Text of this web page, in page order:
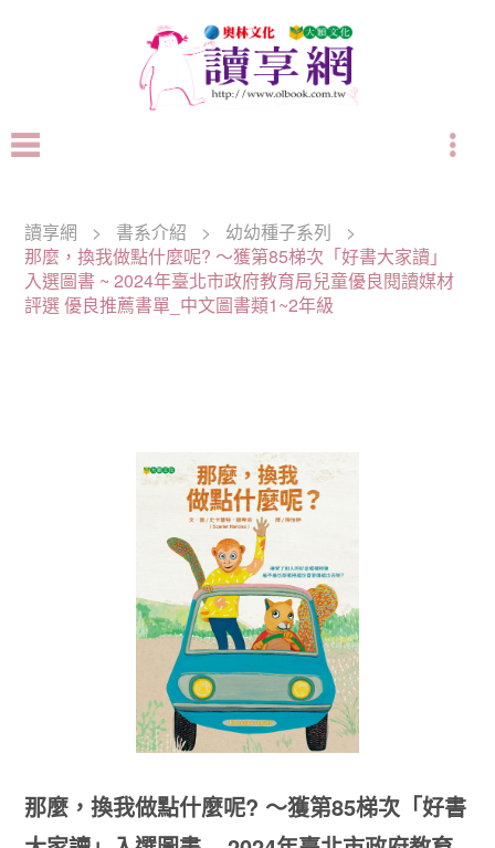
讀享網 > 書系介紹 > 幼幼種子系列
>
那麼，換我做點什麼呢? ～獲第85梯次「好書大家讀」
入選圖書 ~ 2024年臺北市政府教育局兒童優良閱讀媒材
評選 優良推薦書單_中文圖書類1~2年級
那麼，換我做點什麼呢? ～獲第85梯次「好書